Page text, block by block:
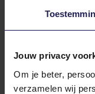
Jouw privacy
Om je beter,
verzamelen wij
Footer
Azerty